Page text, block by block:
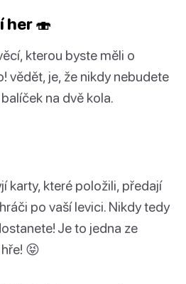
her 🍣
kterou byste měli o
vědět, je, že nikdy nebudete
na dvě kola.
karty, které položili, předají
po vaší levici. Nikdy tedy
Je to jedna ze
😝